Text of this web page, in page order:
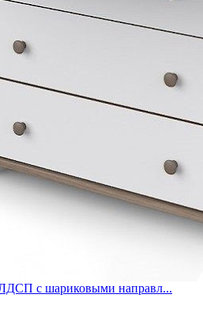
с шариковыми направл...